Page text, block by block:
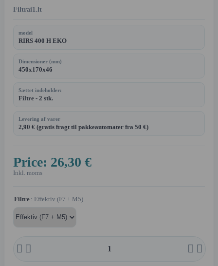
Filtrai1.lt
model
RIRS 400 H EKO
Dimensioner (mm)
450x170x46
Sættet indeholder:
Filtre - 2 stk.
Levering af varer
2,90 € (gratis fragt til pakkeautomater fra 50 €)
Price: 26,30 €
Inkl. moms
Filtre : Effektiv (F7 + M5)
   